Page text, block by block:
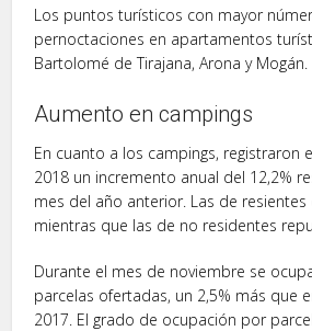
Los puntos turísticos con mayor
pernoctaciones en apartamentos
Bartolomé de Tirajana, Arona y Mogán.
Aumento en campings
En cuanto a los campings, registraron
2018 un incremento anual del 12,2%
mes del año anterior. Las de resientes
mientras que las de no residentes
Durante el mes de noviembre se
parcelas ofertadas, un 2,5% más que
2017. El grado de ocupación por